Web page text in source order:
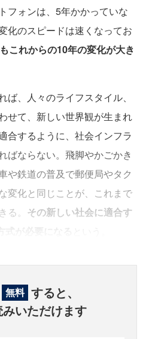
フォンは、5年かかっていな
化のスピードは速くなってお
これからの10年の変化が大き
、人々のライフスタイル、
せて、新しい世界観が生まれ
合するように、社会インフラ
ばならない。飛脚やかごかき
や鉄道の普及で郵便局やタク
変化と同じことが、これまで
。 その新しい社会に適合す
無料 すると、
いただけます